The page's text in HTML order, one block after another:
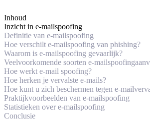
Inhoud
Inzicht in e-mailspoofing
Definitie van e-mailspoofing
Hoe verschilt e-mailspoofing van phishing?
Waarom is e-mailspoofing gevaarlijk?
Veelvoorkomende soorten e-
Hoe werkt e-mail spoofing?
Hoe herken je vervalste e-mails?
Hoe kunt u zich beschermen tegen e-
Praktijkvoorbeelden van e-mailspoofing
Statistieken over e-mailspoofing
Conclusie